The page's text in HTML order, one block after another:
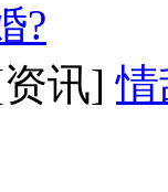
?
讯]